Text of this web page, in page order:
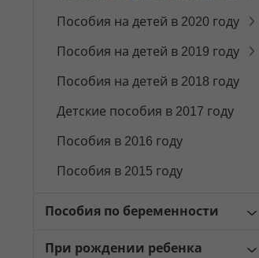
Пособия на детей в 2020 году
Пособия на детей в 2019 году
Пособия на детей в 2018 году
Детские пособия в 2017 году
Пособия в 2016 году
Пособия в 2015 году
Пособия по беременности
При рождении ребенка